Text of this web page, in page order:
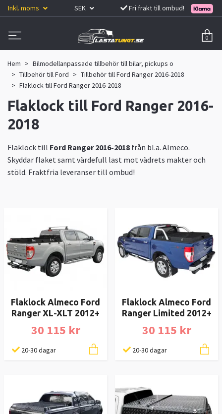
Inkl. moms SEK Fri frakt till ombud!
0
Hem
Bilmodellanpassade tillbehör till bilar, pickups o
Tillbehör till Ford
Tillbehör till Ford Ranger 2016-2018
Flaklock till Ford Ranger 2016-2018
Flaklock till Ford Ranger 2016-
2018
Flaklock till Ford Ranger 2016-2018 från bl.a. Almeco.
Skyddar flaket samt värdefull last mot vädrets makter och
stöld. Fraktfria leveranser till ombud!
Flaklock Almeco Ford
Ranger XL-XLT 2012+
30 115 kr
20-30 dagar
Flaklock Almeco Ford
Ranger Limited 2012+
30 115 kr
20-30 dagar